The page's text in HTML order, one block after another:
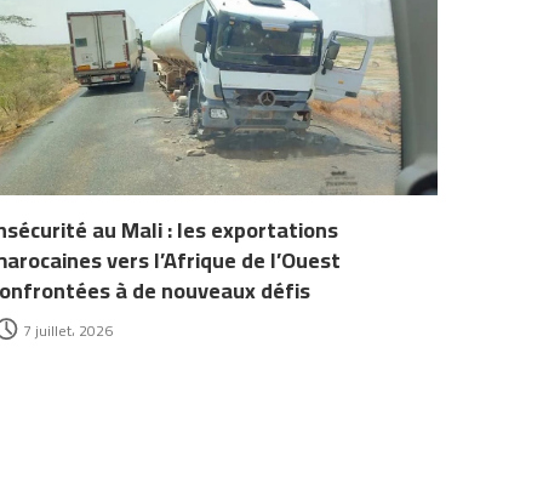
au Mali : les exportations
vers l’Afrique de l’Ouest
à de nouveaux défis
7 juillet، 2026